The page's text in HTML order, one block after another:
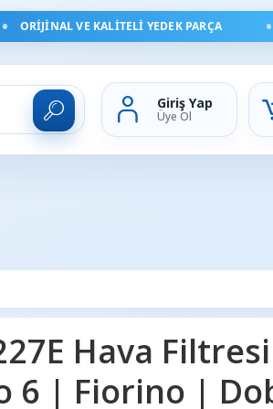
ORIJINAL VE KALITELI YEDEK PARÇA
Giriş Yap
Üye Ol
Hava
6 | Fiorino |